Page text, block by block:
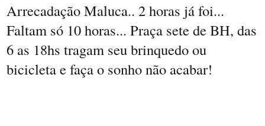
Arrecadação Maluca.. 2 horas já foi...
Faltam só 10 horas... Praça sete de BH, das
6 as 18hs tragam seu brinquedo ou
bicicleta e faça o sonho não acabar!